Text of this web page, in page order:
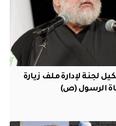
لجنة لإدارة ملف زيارة
الرسول (ص)